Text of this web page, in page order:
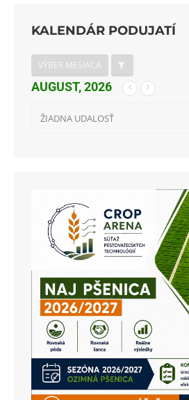
KALENDÁR PODUJATÍ
VÝBER MESIACA
AUGUST, 2026
ŽIADNA UDALOSŤ